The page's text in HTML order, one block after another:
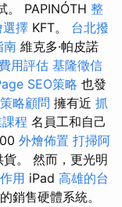
。 PAPINÓTH 整
選擇 KFT。 台北撥
南 維克多·帕皮諾
用評估 基隆徵信
SEO策略 也發
略顧問 擁有近 抓
程 名員工和自己
外燴佈置 打掃阿
貨。 然而，更光明
用 iPad 高雄的台
銷售硬體系統。